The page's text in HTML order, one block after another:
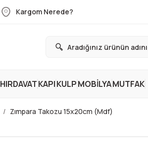
Kargom Nerede?
HIRDAVATKAPIKULPMOBİLYAMUTFAK
Zımpara Takozu 15x20cm (Mdf)